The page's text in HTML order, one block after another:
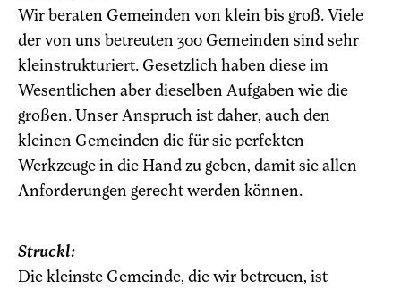
Wir beraten Gemeinden von klein bis groß. Viele
der von uns betreuten 300 Gemeinden sind sehr
kleinstrukturiert. Gesetzlich haben diese im
Wesentlichen aber dieselben Aufgaben wie die
großen. Unser Anspruch ist daher, auch den
kleinen Gemeinden die für sie perfekten
Werkzeuge in die Hand zu geben, damit sie allen
Anforderungen gerecht werden können.
Struckl:
Die kleinste Gemeinde, die wir betreuen, ist